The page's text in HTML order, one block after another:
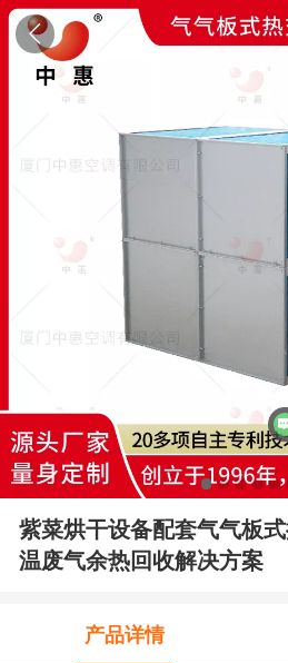
紫菜烘干设备配套气气板
温废气余热回收解决方案
产品详情